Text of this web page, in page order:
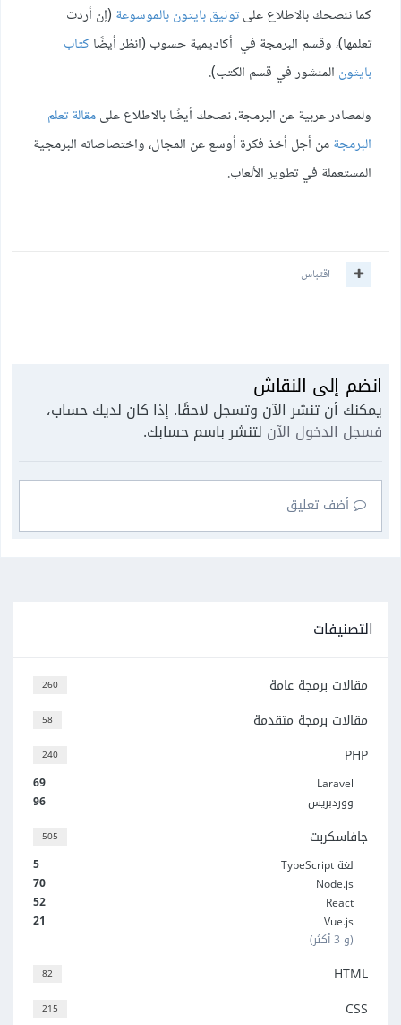
كما ننصحك بالاطلاع علىتوثيق بايثون بالموسوعة (إن أردت
تعلمها)، وقسم البرمجة في أكاديمية حسوب (انظر أيضًاكتاب
بايثون المنشور في قسم الكتب).
ولمصادر عربية عن البرمجة، نصحك أيضًا بالاطلاع علىمقالة تعلم
البرمجةمن أجل أخذ فكرة أوسع عن المجال، واختصاصاته البرمجية
المستعملة في تطوير الألعاب.
اقتباس
انضم إلى النقاش
يمكنك أن تنشر الآن وتسجل لاحقًا. إذا كان لديك حساب،
فسجل الدخول الآن لتنشر باسم حسابك.
أضف تعليق
التصنيفات
260 مقالات برمجة عامة
58 مقالات برمجة متقدمة
240 PHP
69
Laravel
96
ووردبريس
505 جافاسكربت
5
لغة TypeScript
70
Node.js
52
React
21
Vue.js
(و 3 أكثر)
82 HTML
215 CSS